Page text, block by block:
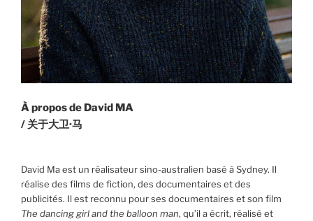
À propos de David MA
/ 关于大卫·马
David Ma est un réalisateur sino-australien basé à Sydney. Il
réalise des films de fiction, des documentaires et des
publicités. Il est reconnu pour ses documentaires et son film
The dancing girl and the balloon man, qu’il a écrit, réalisé et